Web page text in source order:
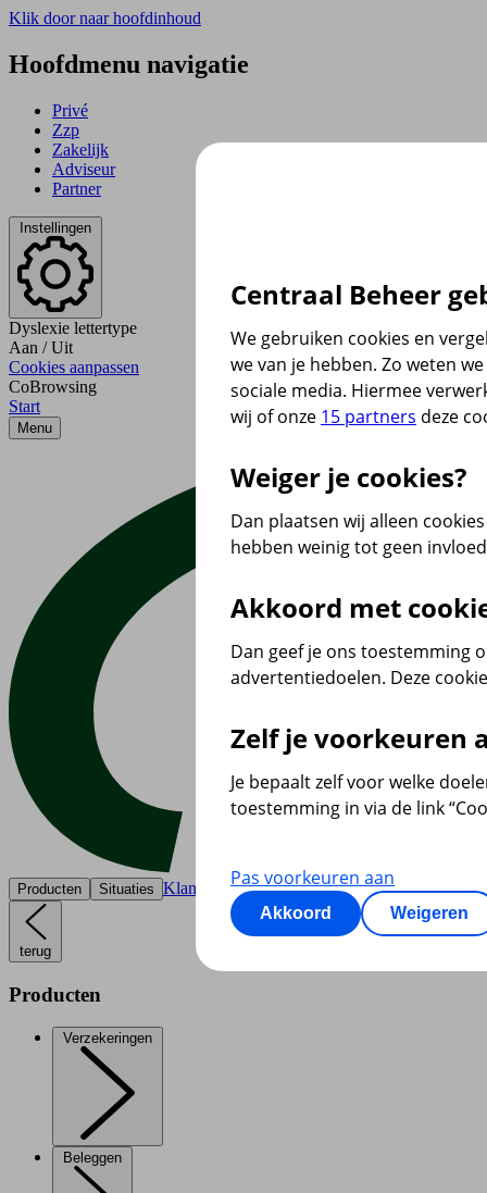
Klik door naar hoofdinhoud
Hoofdmenu navigatie
Privé
Zzp
Zakelijk
Adviseur
Partner
Instellingen
Dyslexie lettertype
Aan / Uit
Cookies aanpassen
CoBrowsing
Start
Menu
Producten Situaties Klantenservice
terug
Producten
Verzekeringen
Beleggen
Centraal Beheer
We gebruiken cookies en
we van je hebben. Zo weten
sociale media. Hiermee
wij of onze 15 partners deze
Weiger je cookies?
Dan plaatsen wij alleen
hebben weinig tot geen
Akkoord met
Dan geef je ons toestemming
advertentiedoelen. Deze
Zelf je voorkeuren
Je bepaalt zelf voor welke
toestemming in via de link
Pas voorkeuren aan
Akkoord Weigeren